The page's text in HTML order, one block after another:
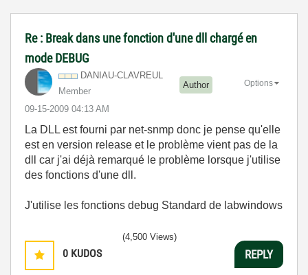
Re : Break dans une fonction d'une dll chargé en
mode DEBUG
DANIAU-CLAVREUL
Member
Author
‎09-15-2009 04:13 AM
Options
La DLL est fourni par net-snmp donc je pense qu'elle
est en version release et le problème vient pas de la
dll car j'ai déjà remarqué le problème lorsque j'utilise
des fonctions d'une dll.
J'utilise les fonctions debug Standard de labwindows
0 KUDOS
(4,500 Views)
REPLY